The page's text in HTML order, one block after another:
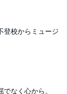
登校からミュージ
なく心から。